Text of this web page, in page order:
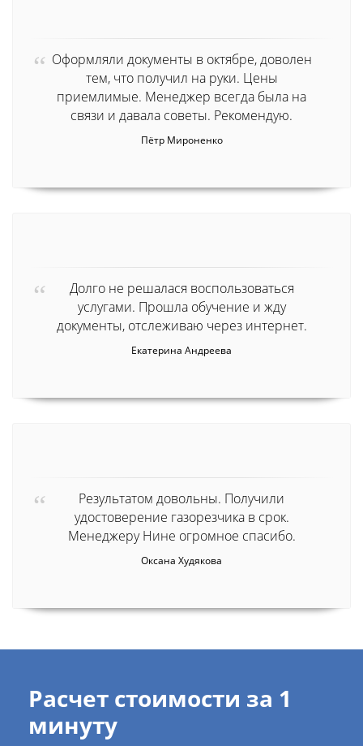
Оформляли документы в октябре, доволен
тем, что получил на руки. Цены
приемлимые. Менеджер всегда была на
связи и давала советы. Рекомендую.
Пётр Мироненко
Долго не решалася воспользоваться
услугами. Прошла обучение и жду
документы, отслеживаю через интернет.
Екатерина Андреева
Результатом довольны. Получили
удостоверение газорезчика в срок.
Менеджеру Нине огромное спасибо.
Оксана Худякова
Расчет стоимости за 1
минуту